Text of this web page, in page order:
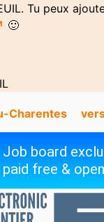
Tu peux
🙂
Charentes